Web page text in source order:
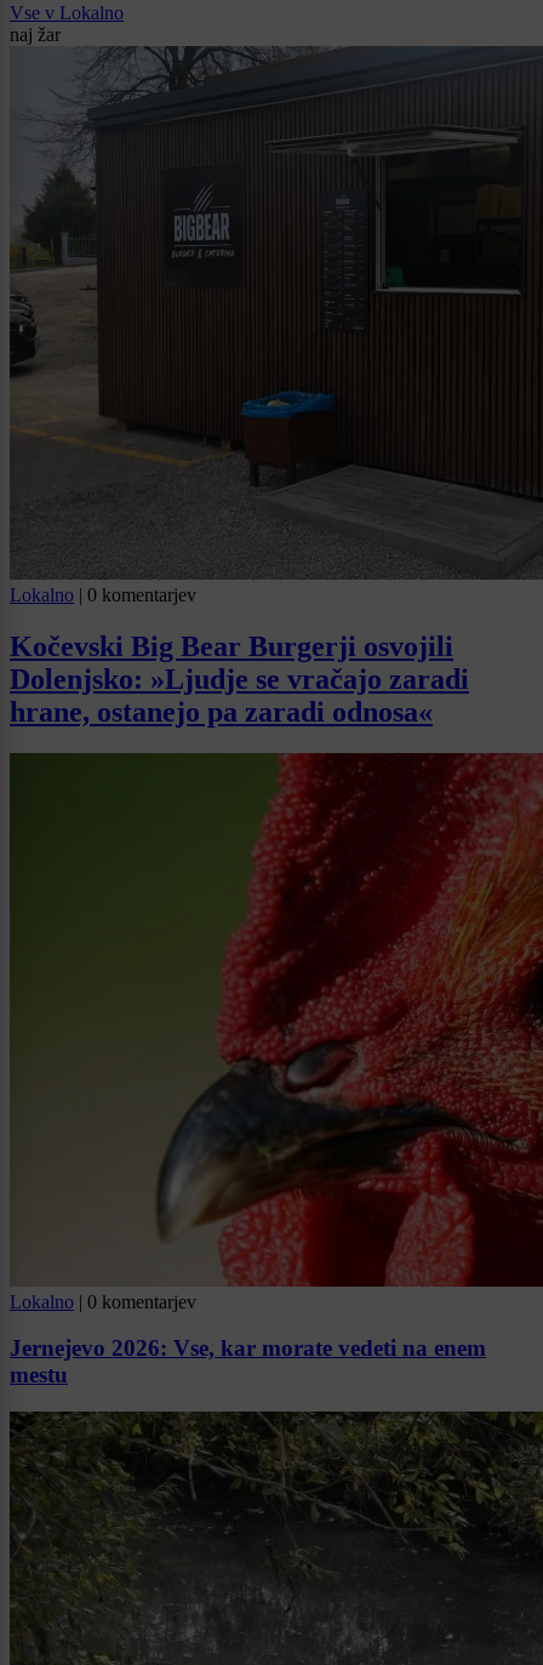
Vse v Lokalno
naj žar
Lokalno | 0 komentarjev
Kočevski Big Bear Burgerji osvojili
Dolenjsko: »Ljudje se vračajo zaradi
hrane, ostanejo pa zaradi odnosa«
Lokalno | 0 komentarjev
Jernejevo 2026: Vse, kar morate vedeti na enem
mestu